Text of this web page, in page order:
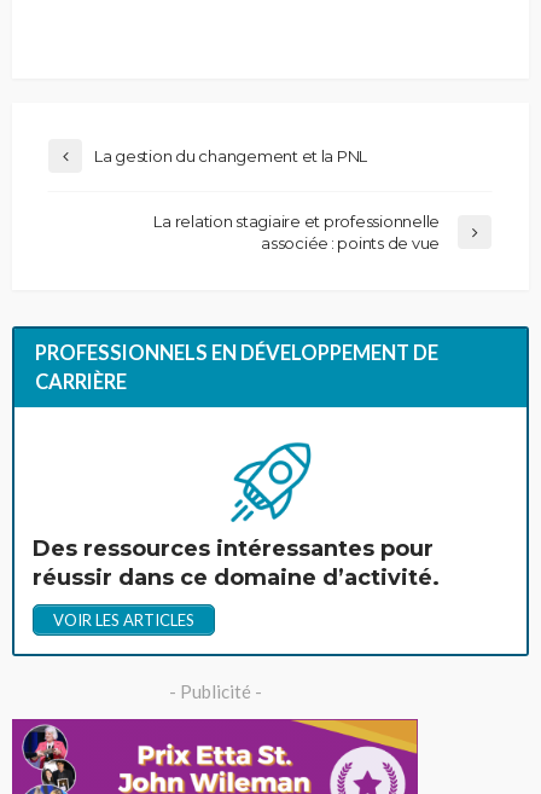
La gestion du changement et la PNL
La relation stagiaire et professionnelle
associée : points de vue
PROFESSIONNELS EN DÉVELOPPEMENT DE
CARRIÈRE
Des ressources intéressantes pour
réussir dans ce domaine d’activité.
VOIR LES ARTICLES
- Publicité -